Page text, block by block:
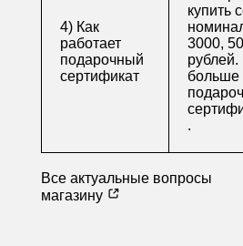
4) Как
работает
подарочный
сертификат
купить
3000,
рублей.
больше
.
Все актуальные вопросы
магазину